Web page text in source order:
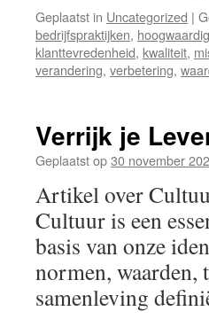
Geplaatst in Uncategorized |
bedrijfspraktijken,
klanttevredenheid, kwaliteit,
verandering, verbetering,
Verrijk je
Geplaatst op30 november
Artikel over
Cultuur is een
basis van onze
normen, waarden,
samenleving